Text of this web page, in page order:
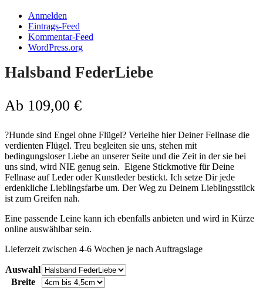
Anmelden
Eintrags-Feed
Kommentar-Feed
WordPress.org
Halsband FederLiebe
Ab 109,00 €
?Hunde sind Engel ohne Flügel? Verleihe hier Deiner Fellnase die
verdienten Flügel. Treu begleiten sie uns, stehen mit
bedingungsloser Liebe an unserer Seite und die Zeit in der sie bei
uns sind, wird NIE genug sein. Eigene Stickmotive für Deine
Fellnase auf Leder oder Kunstleder bestickt. Ich setze Dir jede
erdenkliche Lieblingsfarbe um. Der Weg zu Deinem Lieblingsstück
ist zum Greifen nah.
Eine passende Leine kann ich ebenfalls anbieten und wird in Kürze
online auswählbar sein.
Lieferzeit zwischen 4-6 Wochen je nach Auftragslage
Auswahl
Breite